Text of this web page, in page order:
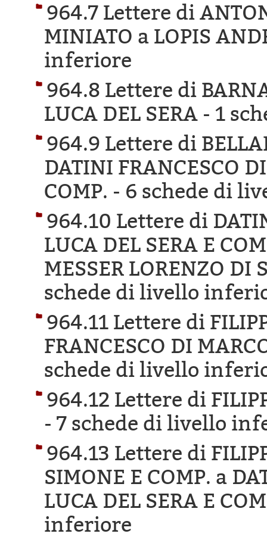
964.7 Lettere di
MINIATO a LOPIS
inferiore
964.8 Lettere di
LUCA DEL SERA - 1
964.9 Lettere di
DATINI FRANCESCO
COMP. - 6 schede di
964.10 Lettere di
LUCA DEL SERA E
MESSER LORENZO
schede di livello
964.11 Lettere di
FRANCESCO DI
schede di livello
964.12 Lettere di
- 7 schede di livello
964.13 Lettere di
SIMONE E COMP. a
LUCA DEL SERA E
inferiore